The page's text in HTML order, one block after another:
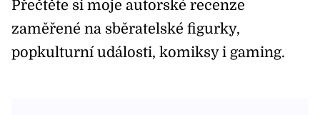
Přečtěte si moje autorské recenze
zaměřené na sběratelské figurky,
popkulturní události, komiksy i gaming.